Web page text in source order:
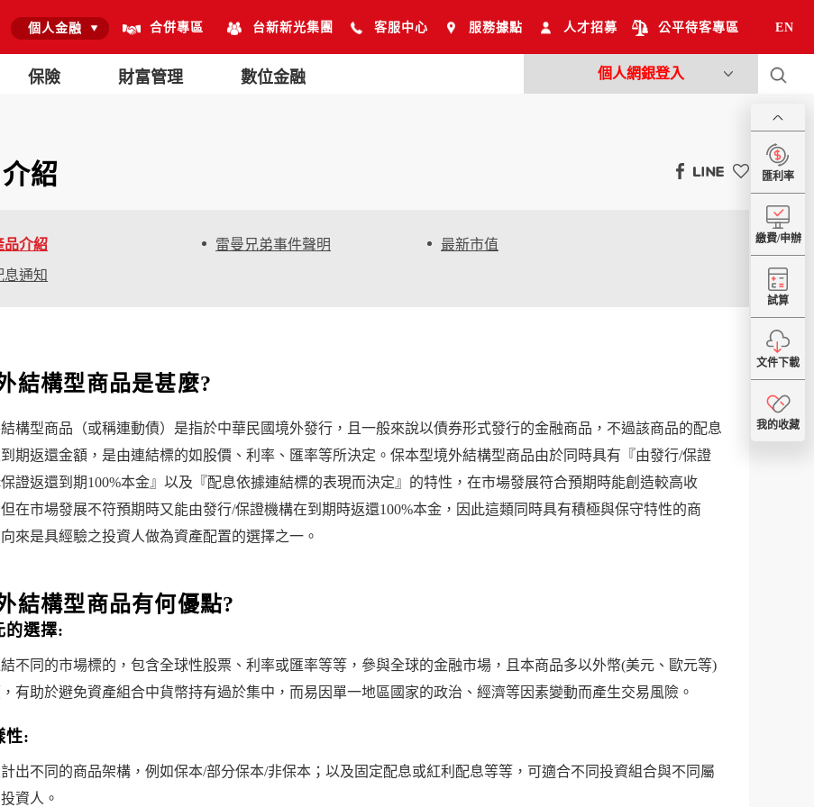
保險 財富管理 數位金融 個人網銀登入
匯利率
繳費/申辦
試算
文件下載
我的收藏
個人金融 合併專區 台新新光集團 客服中心 服務據點 人才招募 公平待客專區 EN
紹
品介紹 雷曼兄弟事件聲明
最新市值
息通知
結構型商品是甚麼?
構型商品（或稱連動債）是指於中華民國境外發行，且一般來說以債券形式發行的金融商品，不過該商品的配息
期返還金額，是由連結標的如股價、利率、匯率等所決定。保本型境外結構型商品由於同時具有『由發行/保證
證返還到期100%本金』以及『配息依據連結標的表現而決定』的特性，在市場發展符合預期時能創造較高收
在市場發展不符預期時又能由發行/保證機構在到期時返還100%本金，因此這類同時具有積極與保守特性的商
來是具經驗之投資人做為資產配置的選擇之一。
結構型商品有何優點?
的選擇:
不同的市場標的，包含全球性股票、利率或匯率等等，參與全球的金融市場，且本商品多以外幣(美元、歐元等)
有助於避免資產組合中貨幣持有過於集中，而易因單一地區國家的政治、經濟等因素變動而產生交易風險。
性:
出不同的商品架構，例如保本/部分保本/非保本；以及固定配息或紅利配息等等，可適合不同投資組合與不同屬
資人。